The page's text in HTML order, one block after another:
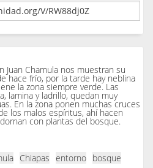
Juan Chamula nos muestran su
hace frío, por la tarde hay neblina
la zona siempre verde. Las
lamina y ladrillo, quedan muy
En la zona ponen muchas cruces
los malos espíritus, ahí hacen
con plantas del bosque.
Chiapas entorno bosque